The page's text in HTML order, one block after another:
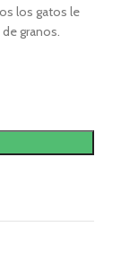
los gatos le
granos.